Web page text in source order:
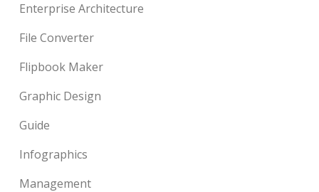
Enterprise Architecture
File Converter
Flipbook Maker
Graphic Design
Guide
Infographics
Management